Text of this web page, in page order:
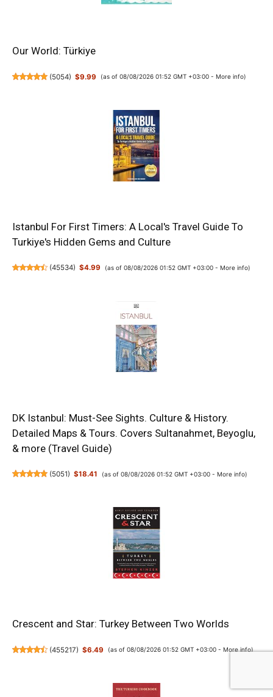
Our World: Türkiye
(5054) $9.99 (as of 08/08/2026 01:52 GMT +03:00 - More info)
Istanbul For First Timers: A Local's Travel Guide To
Turkiye's Hidden Gems and Culture
(45534) $4.99 (as of 08/08/2026 01:52 GMT +03:00 - More info)
DK Istanbul: Must-See Sights. Culture & History.
Detailed Maps & Tours. Covers Sultanahmet, Beyoglu,
& more (Travel Guide)
(5051) $18.41 (as of 08/08/2026 01:52 GMT +03:00 - More info)
Crescent and Star: Turkey Between Two Worlds
(455217) $6.49 (as of 08/08/2026 01:52 GMT +03:00 - More info)